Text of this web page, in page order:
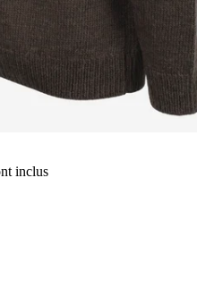
Cardigan
inclus